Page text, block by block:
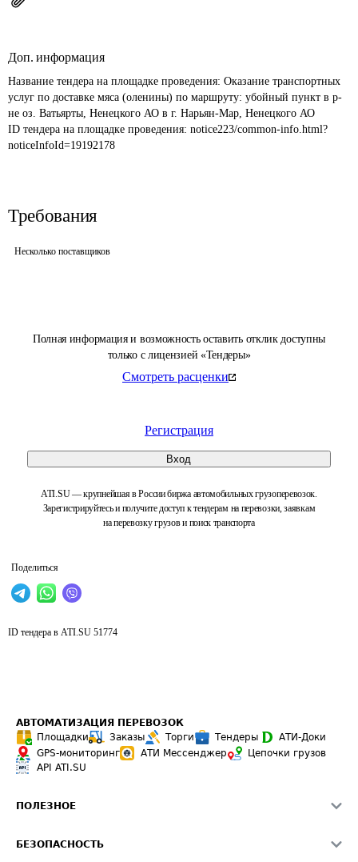
Полная информация и возможность оставить отклик доступны
только с лицензией «Тендеры»
Смотреть расценки
Регистрация
Вход
ATI.SU — крупнейшая в России биржа автомобильных грузоперевозок.
Зарегистрируйтесь и получите доступ к тендерам на перевозки, заявкам
на перевозку грузов и поиск транспорта
Поделиться
Доп. информация
Название тендера на площадке проведения: Оказание транспортных
услуг по доставке мяса (оленины) по маршруту: убойный пункт в р-
не оз. Ватьярты, Ненецкого АО в г. Нарьян-Мар, Ненецкого АО
ID тендера на площадке проведения: notice223/common-info.html?
noticeInfoId=19192178
Требования
Несколько поставщиков
ID тендера в ATI.SU 51774
АВТОМАТИЗАЦИЯ ПЕРЕВОЗОК
Площадки
Заказы Торги Тендеры
АТИ-Доки
GPS-мониторинг
АТИ Мессенджер
Цепочки грузов
API ATI.SU
ПОЛЕЗНОЕ
БЕЗОПАСНОСТЬ